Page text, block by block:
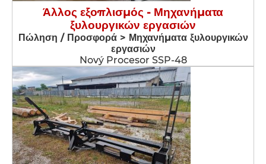
Άλλος εξοπλισμός - Μηχανήματα
ξυλουργικών εργασιών
Πώληση / Προσφορά > Μηχανήματα ξυλουργικών
εργασιών
Nový Procesor SSP-48